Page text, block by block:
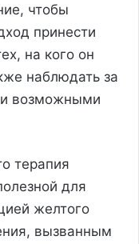
чтобы
принести
на кого он
наблюдать за
и возможными
терапия
для
желтого
вызванным